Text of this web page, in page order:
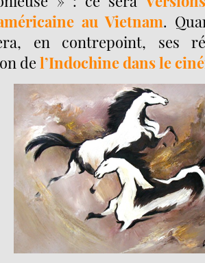
au Vietnam.
en contrepoint, ses
del’Indochine dans le